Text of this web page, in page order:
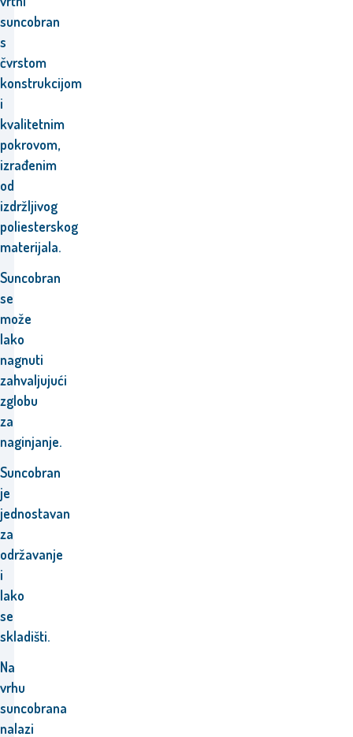
suncobran
s
čvrstom
konstrukcijom
i
kvalitetnim
pokrovom,
izrađenim
od
izdržljivog
poliesterskog
materijala.
Suncobran
se
može
lako
nagnuti
zahvaljujući
zglobu
za
naginjanje.
Suncobran
je
jednostavan
za
održavanje
i
lako
se
skladišti.
Na
vrhu
suncobrana
nalazi